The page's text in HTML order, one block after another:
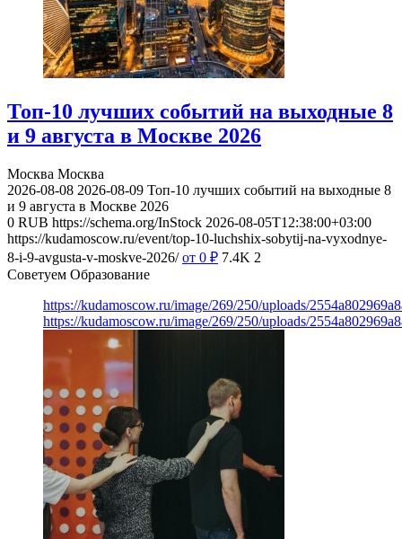
Топ-10 лучших событий на выходные 8
и 9 августа в Москве 2026
Москва Москва
2026-08-08 2026-08-09 Топ-10 лучших событий на выходные 8
и 9 августа в Москве 2026
0 RUB https://schema.org/InStock 2026-08-05T12:38:00+03:00
https://kudamoscow.ru/event/top-10-luchshix-sobytij-na-vyxodnye-
8-i-9-avgusta-v-moskve-2026/ от 0 ₽ 7.4K 2
Советуем Образование
https://kudamoscow.ru/image/269/250/uploads/
https://kudamoscow.ru/image/269/250/uploads/